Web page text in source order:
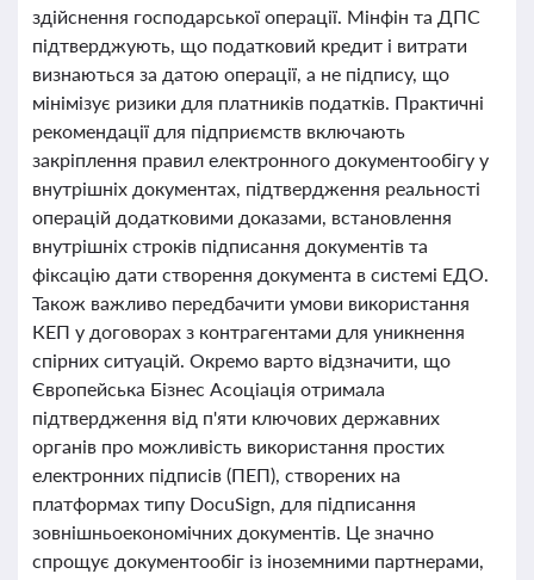
здійснення господарської операції. Мінфін та ДПС
підтверджують, що податковий кредит і витрати
визнаються за датою операції, а не підпису, що
мінімізує ризики для платників податків. Практичні
рекомендації для підприємств включають
закріплення правил електронного документообігу у
внутрішніх документах, підтвердження реальності
операцій додатковими доказами, встановлення
внутрішніх строків підписання документів та
фіксацію дати створення документа в системі ЕДО.
Також важливо передбачити умови використання
КЕП у договорах з контрагентами для уникнення
спірних ситуацій. Окремо варто відзначити, що
Європейська Бізнес Асоціація отримала
підтвердження від п'яти ключових державних
органів про можливість використання простих
електронних підписів (ПЕП), створених на
платформах типу DocuSign, для підписання
зовнішньоекономічних документів. Це значно
спрощує документообіг із іноземними партнерами,